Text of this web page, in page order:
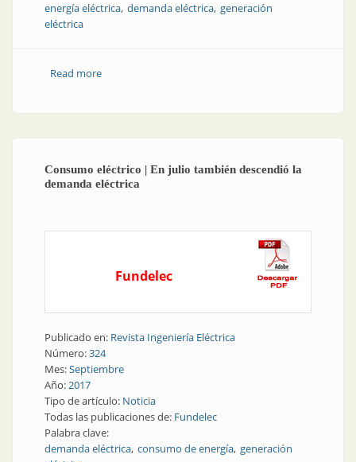
energía eléctrica demanda eléctrica generación
eléctrica
Read moreabout Consumo eléctrico | El consumo eléctrico de
Consumo eléctrico | En julio también descendió la
demanda eléctrica
Fundelec
Publicado en: Revista Ingeniería Eléctrica
Número:324
Mes:Septiembre
Año:2017
Tipo de artículo: Noticia
Todas las publicaciones de: Fundelec
Palabra clave:
demanda eléctrica consumo de energía generación